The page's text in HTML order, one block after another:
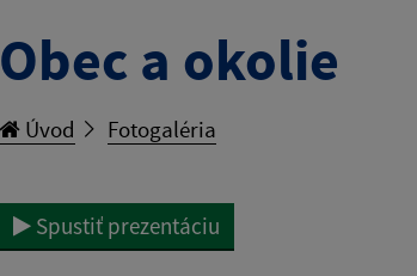
Obec a okolie
Úvod Fotogaléria
Spustiť prezentáciu